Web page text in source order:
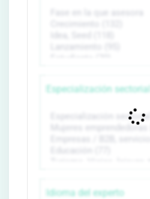
Especialización sectorial
Idioma del experto